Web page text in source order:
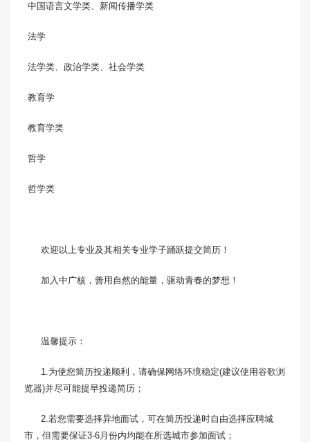
中国语言文学类、新闻传播学类
法学
法学类、政治学类、社会学类
教育学
教育学类
哲学
哲学类
欢迎以上专业及其相关专业学子踊跃提交简历！
加入中广核，善用自然的能量，驱动青春的梦想！
温馨提示：
1.为使您简历投递顺利，请确保网络环境稳定(建议使用谷歌浏
览器)并尽可能提早投递简历；
2.若您需要选择异地面试，可在简历投递时自由选择应聘城
市，但需要保证3-6月份内均能在所选城市参加面试；